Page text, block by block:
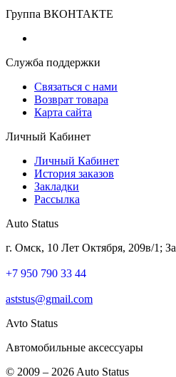
Группа ВКОНТАКТЕ
Служба поддержки
Связаться с нами
Возврат товара
Карта сайта
Личный Кабинет
Личный Кабинет
История заказов
Закладки
Рассылка
Auto Status
г. Омск, 10 Лет Октября, 209в/1;
+7 950 790 33 44
aststus@gmail.com
Avto Status
Автомобильные аксессуары
© 2009 – 2026 Auto Status